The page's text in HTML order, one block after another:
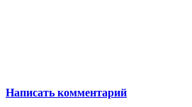
Написать комментарий